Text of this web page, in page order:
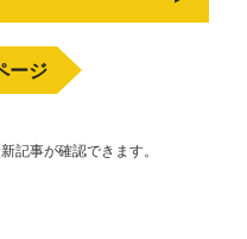
ージ
記事が確認できます。